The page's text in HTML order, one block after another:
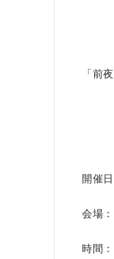
「前
開催
会場
時間